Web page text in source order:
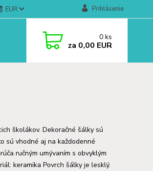
EUR Prihlásenie
0 ks
za 0,00 EUR
školákov. Dekoračné šálky sú
sú vhodné aj na každodenné
ručným umývaním s obvyklým
keramika Povrch šálky je lesklý.